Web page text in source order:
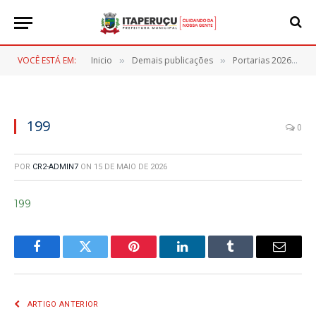
VOCÊ ESTÁ EM: Inicio » Demais publicações » Portarias 2026
199 0
POR CR2-ADMIN7 ON 15 DE MAIO DE 2026
199
FacebookTwitter Pinterest LinkedInTumblr
E-
ARTIGO ANTERIOR